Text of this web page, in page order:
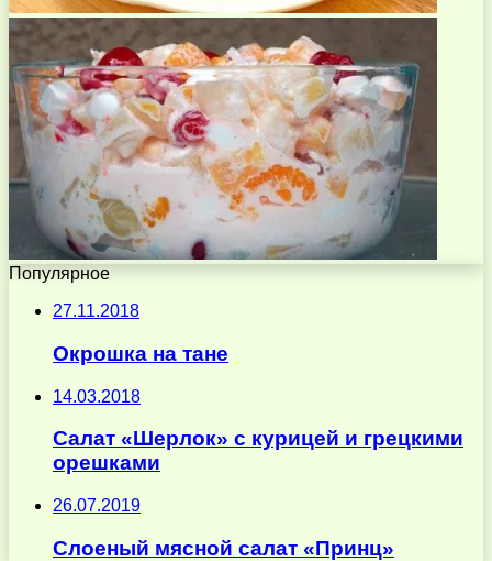
Популярное
27.11.2018
Окрошка на тане
14.03.2018
Салат «Шерлок» с курицей и грецкими
орешками
26.07.2019
Слоеный мясной салат «Принц»